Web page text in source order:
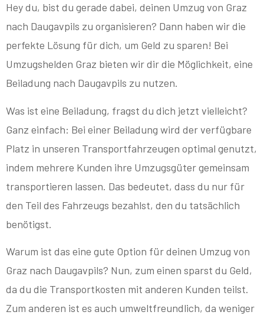
Hey du, bist du gerade dabei, deinen Umzug von Graz
nach Daugavpils zu organisieren? Dann haben wir die
perfekte Lösung für dich, um Geld zu sparen! Bei
Umzugshelden Graz bieten wir dir die Möglichkeit, eine
Beiladung nach Daugavpils zu nutzen.
Was ist eine Beiladung, fragst du dich jetzt vielleicht?
Ganz einfach: Bei einer Beiladung wird der verfügbare
Platz in unseren Transportfahrzeugen optimal genutzt,
indem mehrere Kunden ihre Umzugsgüter gemeinsam
transportieren lassen. Das bedeutet, dass du nur für
den Teil des Fahrzeugs bezahlst, den du tatsächlich
benötigst.
Warum ist das eine gute Option für deinen Umzug von
Graz nach Daugavpils? Nun, zum einen sparst du Geld,
da du die Transportkosten mit anderen Kunden teilst.
Zum anderen ist es auch umweltfreundlich, da weniger